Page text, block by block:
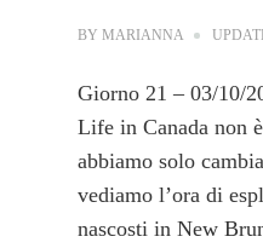
BY MARIANNA
Giorno 21 – 03/10/
Life in Canada non
abbiamo solo
vediamo l’ora di
nascosti in New